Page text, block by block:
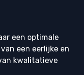
een optimale
een eerlijke en
kwalitatieve